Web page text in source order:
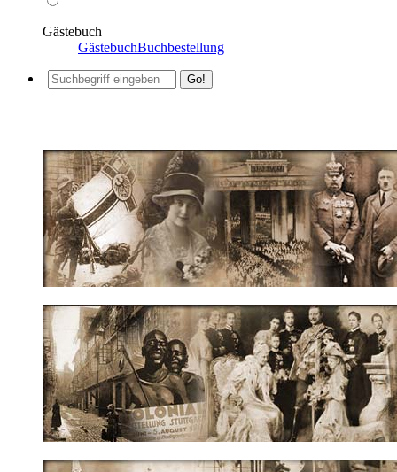
Gästebuch
GästebuchBuchbestellung